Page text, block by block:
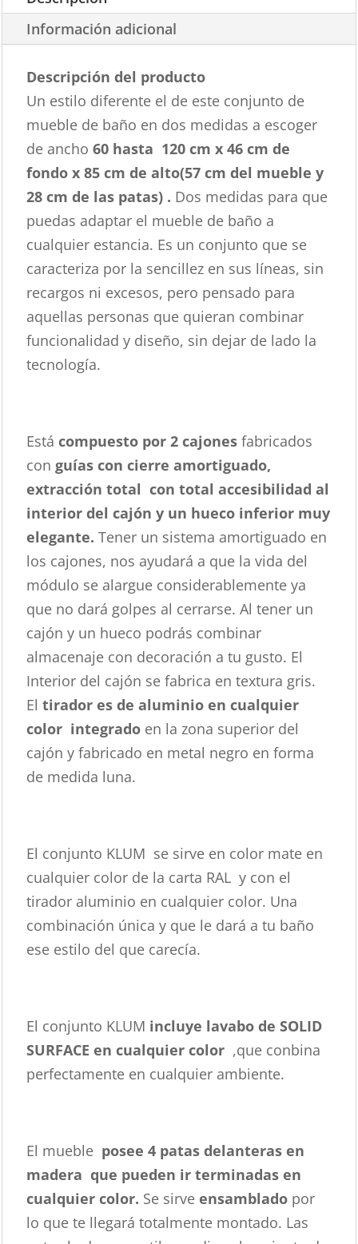
Información adicional
Descripción del producto
Un estilo diferente el de este conjunto de
mueble de baño en dos medidas a escoger
de ancho 60 hasta 120 cm x 46 cm de
fondo x 85 cm de alto(57 cm del mueble y
28 cm de las patas) . Dos medidas para que
puedas adaptar el mueble de baño a
cualquier estancia. Es un conjunto que se
caracteriza por la sencillez en sus líneas, sin
recargos ni excesos, pero pensado para
aquellas personas que quieran combinar
funcionalidad y diseño, sin dejar de lado la
tecnología.
Está compuesto por 2 cajones fabricados
con guías con cierre amortiguado,
extracción total con total accesibilidad al
interior del cajón y un hueco inferior muy
elegante.Tener un sistema amortiguado en
los cajones, nos ayudará a que la vida del
módulo se alargue considerablemente ya
que no dará golpes al cerrarse. Al tener un
cajón y un hueco podrás combinar
almacenaje con decoración a tu gusto. El
Interior del cajón se fabrica en textura gris.
Eltirador es de aluminio en cualquier
color integrado en la zona superior del
cajón y fabricado en metal negro en forma
de medida luna.
El conjunto KLUM se sirve en color mate en
cualquier color de la carta RAL y con el
tirador aluminio en cualquier color. Una
combinación única y que le dará a tu baño
ese estilo del que carecía.
El conjunto KLUM incluye lavabo de SOLID
SURFACE en cualquier color ,que conbina
perfectamente en cualquier ambiente.
El mueble posee 4 patas delanteras en
madera que pueden ir terminadas en
cualquier color. Se sirve ensamblado por
lo que te llegará totalmente montado. Las